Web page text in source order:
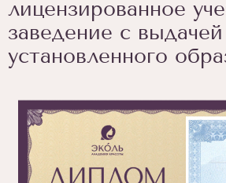
лицензированное
заведение с
установленного